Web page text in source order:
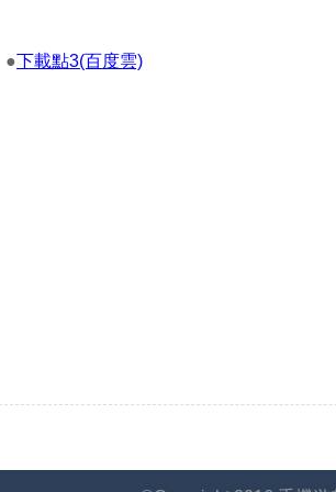
●下載點3(百度雲)